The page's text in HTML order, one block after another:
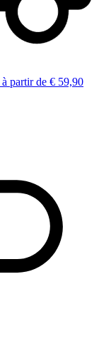
à partir de € 59,90